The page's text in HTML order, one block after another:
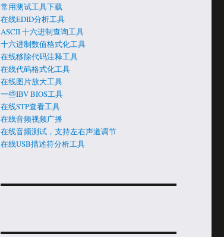
常用测试工具下载
在线EDID分析工具
ASCII 十六进制查询工具
十六进制数值格式化工具
在线移除代码注释工具
在线代码格式化工具
在线图片放大工具
一些IBV BIOS工具
在线STP查看工具
在线音频视频广播
在线音频测试，支持左右声道调节
在线USB描述符分析工具